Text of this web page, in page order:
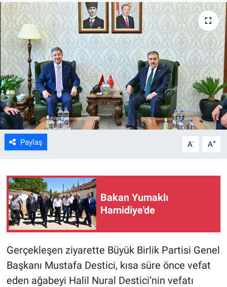
Paylaş A- A+
Bakan Yumaklı
Hamidiye'de
Gerçekleşen ziyarette Büyük Birlik Partisi Genel
Başkanı Mustafa Destici, kısa süre önce vefat
eden ağabeyi Halil Nural Destici’nin vefatı
SPOR
ASAYİŞ